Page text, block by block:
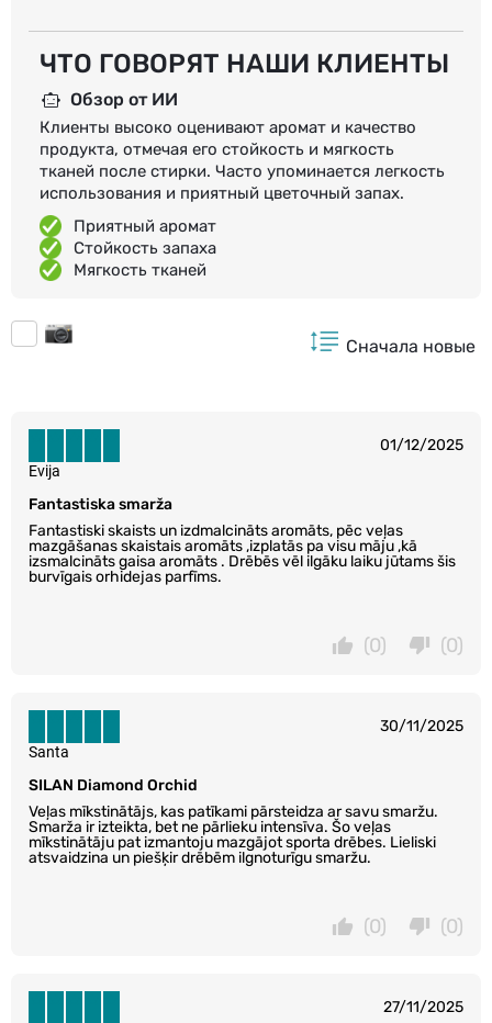
ЧТО ГОВОРЯТ НАШИ КЛИЕНТЫ
Обзор от ИИ
Клиенты высоко оценивают аромат и качество
продукта, отмечая его стойкость и мягкость
тканей после стирки. Часто упоминается легкость
использования и приятный цветочный запах.
Приятный аромат
Стойкость запаха
Мягкость тканей
Сначала новые
01/12/2025
Fantastiska smarža
Fantastiski skaists un izdmalcināts aromāts, pēc veļas
mazgāšanas skaistais aromāts ,izplatās pa visu māju ,kā
izsmalcināts gaisa aromāts . Drēbēs vēl ilgāku laiku jūtams šis
burvīgais orhidejas parfīms.
Evija
(0)
(0)
30/11/2025
SILAN Diamond Orchid
Veļas mīkstinātājs, kas patīkami pārsteidza ar savu smaržu.
Smarža ir izteikta, bet ne pārlieku intensīva. Šo veļas
mīkstinātāju pat izmantoju mazgājot sporta drēbes. Lieliski
atsvaidzina un piešķir drēbēm ilgnoturīgu smaržu.
Santa
(0)
(0)
27/11/2025